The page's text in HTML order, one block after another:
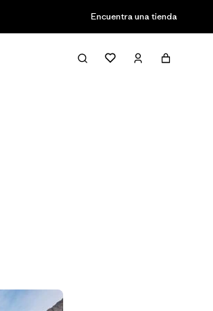
Encuentra una tienda
Filter & Sort